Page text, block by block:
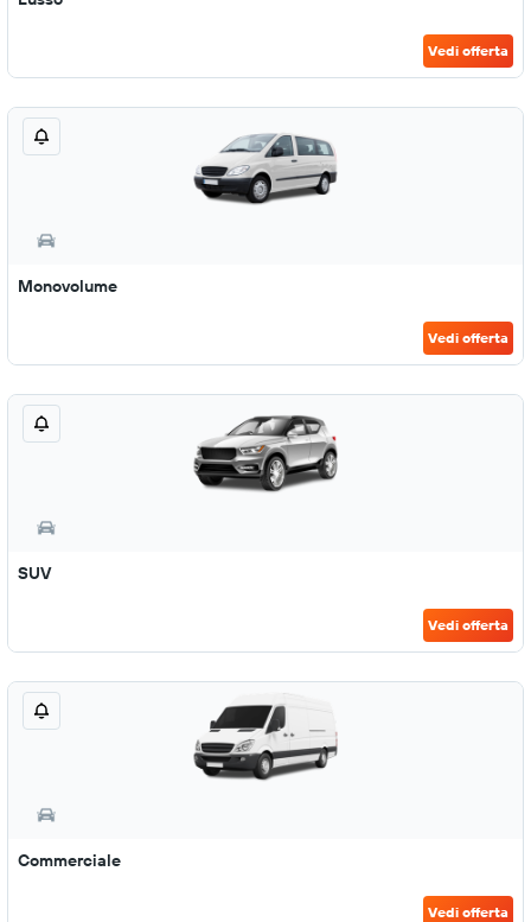
Vedi offerta
Monovolume
Vedi offerta
SUV
Vedi offerta
Commerciale
Vedi offerta